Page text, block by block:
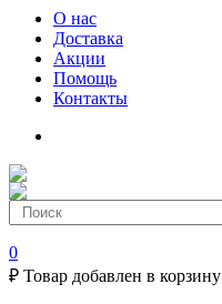
О нас
Доставка
Акции
Помощь
Контакты
0
₽ Товар добавлен в корзину